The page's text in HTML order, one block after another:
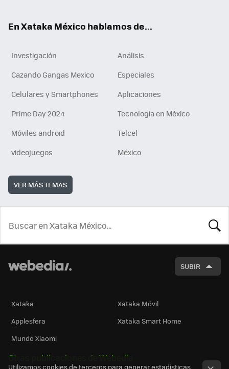
En Xataka México hablamos de...
Investigación
Análisis
Cazando Gangas Mexico
Especiales
Celulares y Smartphones
Aplicaciones
Prime Day 2024
Tecnología en México
Móviles android
Telcel
videojuegos
México
VER MÁS TEMAS
SUBIR
Xataka
Xataka Móvil
Applesfera
Xataka Smart Home
Mundo Xiaomi
Otras publicaciones de Webedia
Utilizamos cookies de terceros para generar estadísticas